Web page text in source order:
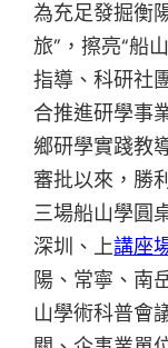
為充足發掘衡
旅”，擦亮“船
指導、科研社
合推進研學事
鄉研學實踐教
審批以來，勝
三場船山學圓
深圳、上講座
陽、常寧、南
山學術科普會